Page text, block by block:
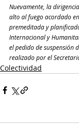
Nuevamente, la
alto al fuego acordado
premeditada y
Internacional y
el pedido de suspensión
realizado por el
Colectividad